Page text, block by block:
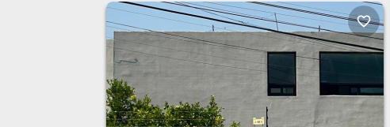
favorite_border